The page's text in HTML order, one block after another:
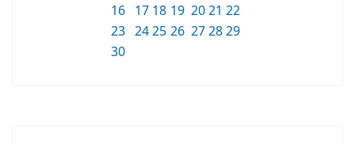
16 17 18 19 2021 22
23 2425 26 272829
30